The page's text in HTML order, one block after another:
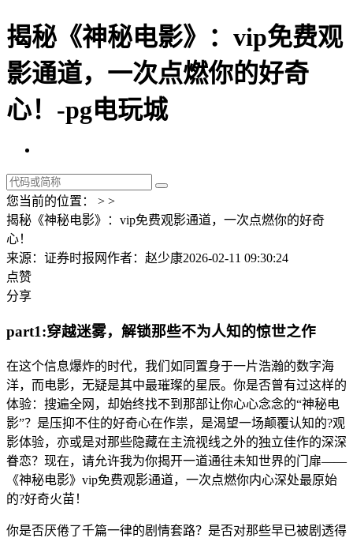
揭秘《神秘电影》：vip免费观
影通道，一次点燃你的好奇
心！-pg电玩城
您当前的位置： > >
揭秘《神秘电影》：vip免费观影通道，一次点燃你的好奇
心！
来源：证券时报网作者：赵少康2026-02-11 09:30:24
点赞
分享
part1:穿越迷雾，解锁那些不为人知的惊世之作
在这个信息爆炸的时代，我们如同置身于一片浩瀚的数字海
洋，而电影，无疑是其中最璀璨的星辰。你是否曾有过这样的
体验：搜遍全网，却始终找不到那部让你心心念念的“神秘电
影”？是压抑不住的好奇心在作祟，是渴望一场颠覆认知的?观
影体验，亦或是对那些隐藏在主流视线之外的独立佳作的深深
眷恋？现在，请允许我为你揭开一道通往未知世界的门扉——
《神秘电影》vip免费观影通道，一次点燃你内心深处最原始
的?好奇火苗！
你是否厌倦了千篇一律的剧情套路？是否对那些早已被剧透得